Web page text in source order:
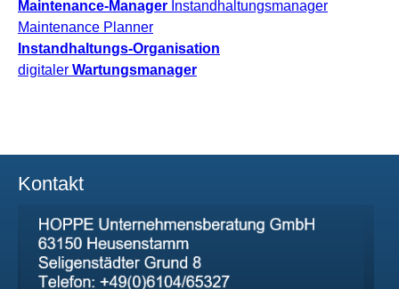
Maintenance-Manager Instandhaltungsmanager
Maintenance Planner
Instandhaltungs-Organisation
digitaler Wartungsmanager
Kontakt